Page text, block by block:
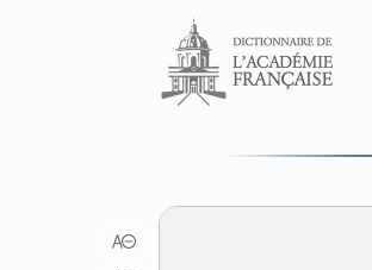
Aller au contenu